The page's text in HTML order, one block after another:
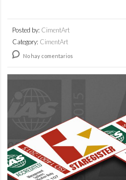
Posted by: CimentArt
Category: CimentArt
No hay comentarios